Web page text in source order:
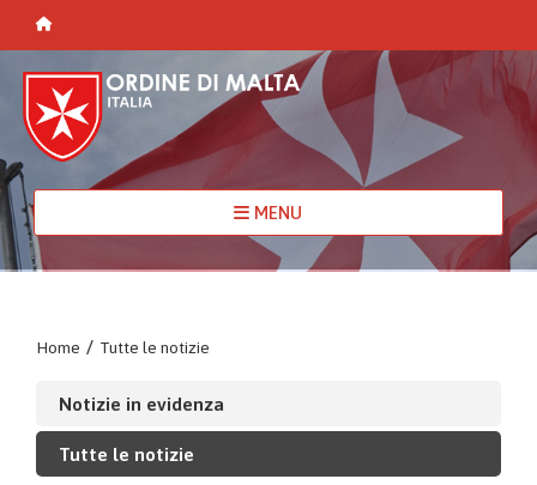
MENU
Home / Tutte le notizie
Notizie in evidenza
Tutte le notizie